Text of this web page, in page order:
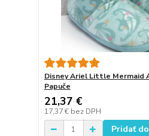
Disney Ariel Little Mermaid
Papuče
21,37 €
17,37 € bez DPH
Pridať